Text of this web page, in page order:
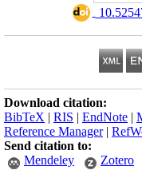
Download citation:
BibTeX | RIS | EndNote |
Reference Manager|
Send citation to:
Mendeley
Zotero